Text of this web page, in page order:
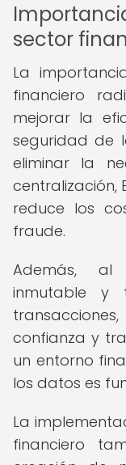
sector
La
financiero
mejorar la
seguridad de
eliminar la
centralización,
reduce los
fraude.
Además, al
inmutable y
confianza y
un entorno
los datos es
La
financiero